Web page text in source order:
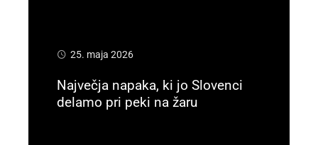
25. maja 2026
Največja napaka, ki jo Slovenci
delamo pri peki na žaru